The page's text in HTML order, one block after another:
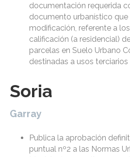
documentación requerida
documento urbanístico
modificación, referente a
calificación (a residencial)
parcelas en Suelo Urbano
destinadas a usos terciarios
Soria
Garray
Publica la aprobación
puntual nº2 a las Normas